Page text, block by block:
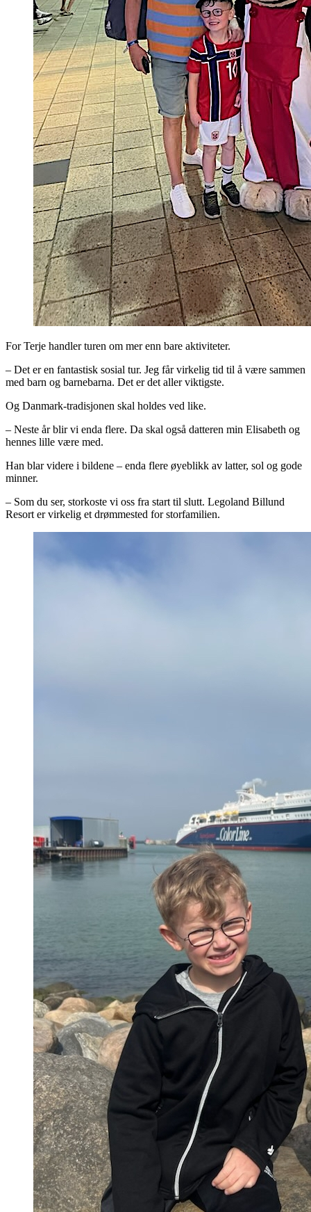
For Terje handler turen om mer enn bare aktiviteter.
– Det er en fantastisk sosial tur. Jeg får virkelig tid til å være sammen
med barn og barnebarna. Det er det aller viktigste.
Og Danmark-tradisjonen skal holdes ved like.
– Neste år blir vi enda flere. Da skal også datteren min Elisabeth og
hennes lille være med.
Han blar videre i bildene – enda flere øyeblikk av latter, sol og gode
minner.
– Som du ser, storkoste vi oss fra start til slutt. Legoland Billund
Resort er virkelig et drømmested for storfamilien.